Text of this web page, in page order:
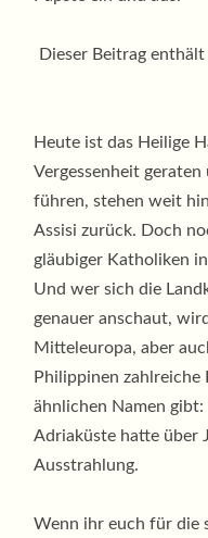
Dieser Beitrag
Heute ist das Heilige
Vergessenheit
führen, stehen weit
Assisi zurück. Doch
gläubiger Katholiken
Und wer sich die
genauer anschaut,
Mitteleuropa, aber
Philippinen
ähnlichen Namen
Adriaküste hatte über
Ausstrahlung.
Wenn ihr euch für die